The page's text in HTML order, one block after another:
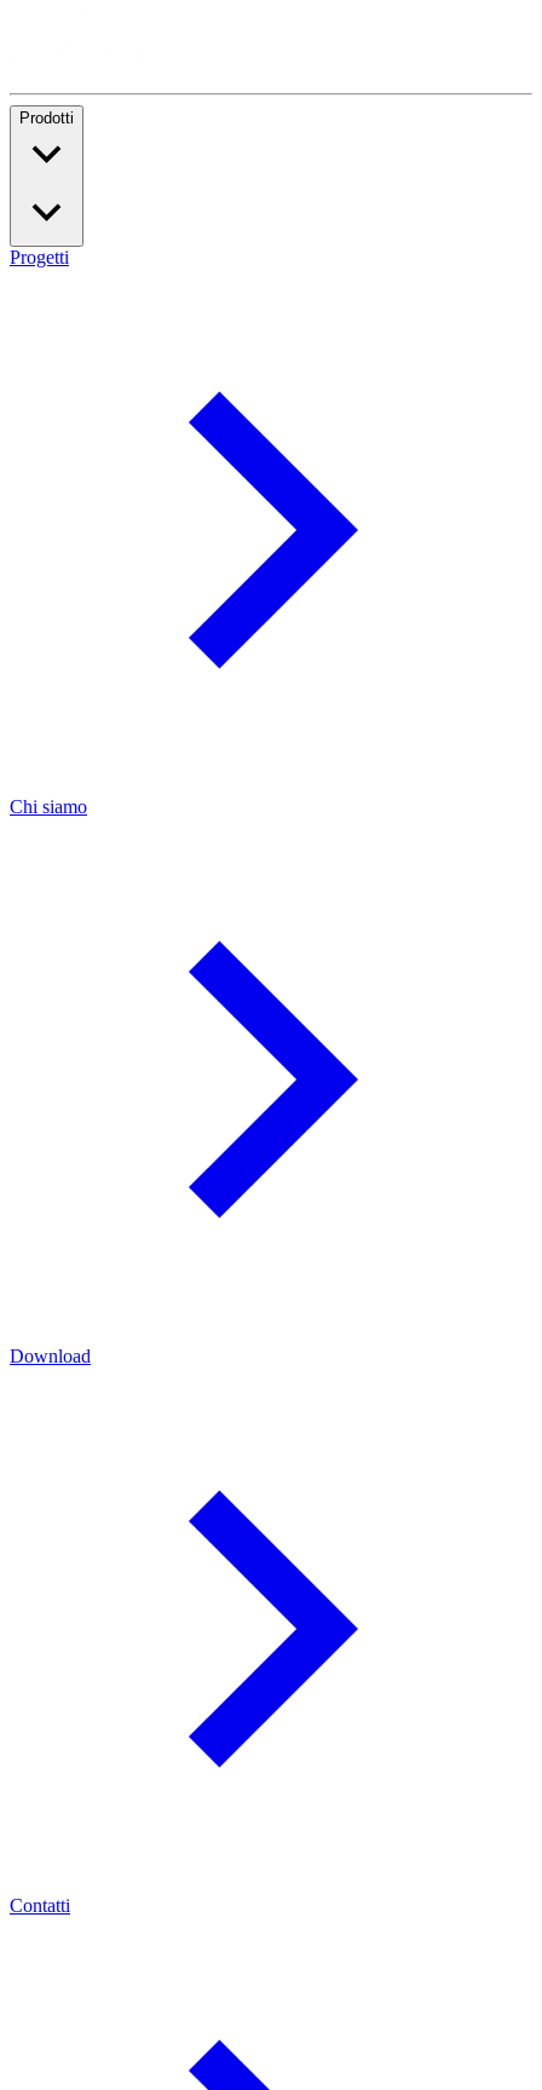
Prodotti
Progetti
Chi siamo
Download
Contatti